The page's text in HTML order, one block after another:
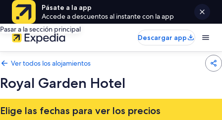
Pásate a la app
Accede a descuentos al instante con la app
Pasar a la sección principal
Descargar app
Ver todos los alojamientos
Royal Garden Hotel
Elige las fechas para ver los precios